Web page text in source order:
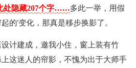
隐藏207个字……多此一举，用假
的'变化，那真是移步换影了。
计建成，邀我小住，窗上装有竹
这迷人的帘影，不愧为出于大师手